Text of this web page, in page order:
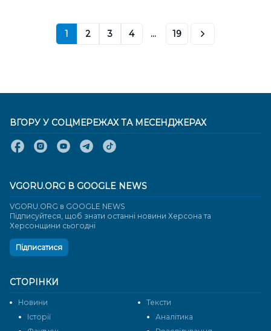
1 2 3 4 ... 19
СТОРІНКИ
Новини
Тексти
Історії
Аналітика
ВГОРУ У СОЦМЕРЕЖАХ ТА МЕСЕНДЖЕРАХ
VGORU.ORG В GOOGLE NEWS
VGORU.ORG в GOOGLE NEWS
Підписуйтеся, щоб знати останні новини Херсона та
Херсонщини сьогодні
Підписатися